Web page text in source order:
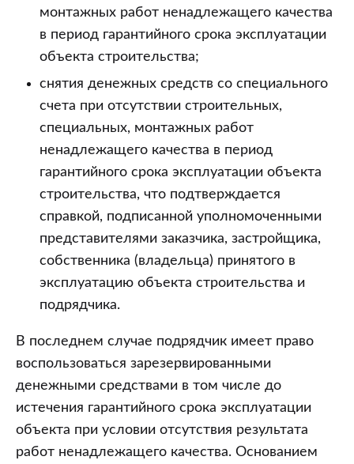
монтажных работ ненадлежащего качества
в период гарантийного срока эксплуатации
объекта строительства;
снятия денежных средств со специального
счета при отсутствии строительных,
специальных, монтажных работ
ненадлежащего качества в период
гарантийного срока эксплуатации объекта
строительства, что подтверждается
справкой, подписанной уполномоченными
представителями заказчика, застройщика,
собственника (владельца) принятого в
эксплуатацию объекта строительства и
подрядчика.
В последнем случае подрядчик имеет право
воспользоваться зарезервированными
денежными средствами в том числе до
истечения гарантийного срока эксплуатации
объекта при условии отсутствия результата
работ ненадлежащего качества. Основанием